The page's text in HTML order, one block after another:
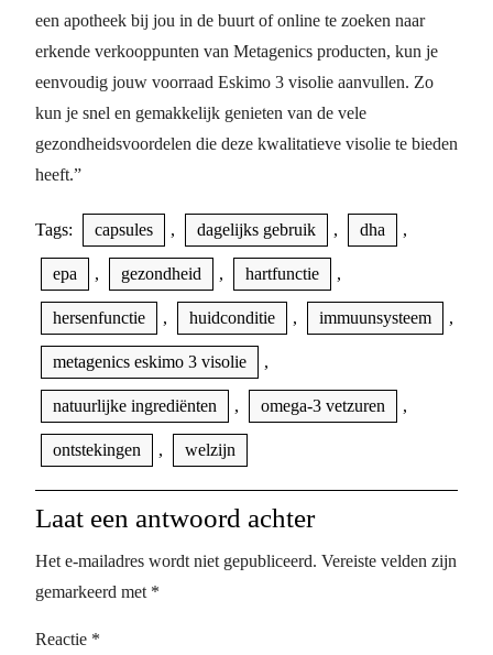
een apotheek bij jou in de buurt of online te zoeken naar
erkende verkooppunten van Metagenics producten, kun je
eenvoudig jouw voorraad Eskimo 3 visolie aanvullen. Zo
kun je snel en gemakkelijk genieten van de vele
gezondheidsvoordelen die deze kwalitatieve visolie te bieden
heeft.”
Tags: capsules , dagelijks gebruik , dha ,
epa , gezondheid , hartfunctie ,
hersenfunctie , huidconditie , immuunsysteem ,
metagenics eskimo 3 visolie ,
natuurlijke ingrediënten , omega-3 vetzuren ,
ontstekingen , welzijn
Laat een antwoord achter
Het e-mailadres wordt niet gepubliceerd. Vereiste velden zijn
gemarkeerd met *
Reactie *